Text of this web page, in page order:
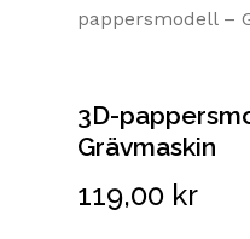
pappersmodell –
3D-
Grävmaskin
119,00 kr